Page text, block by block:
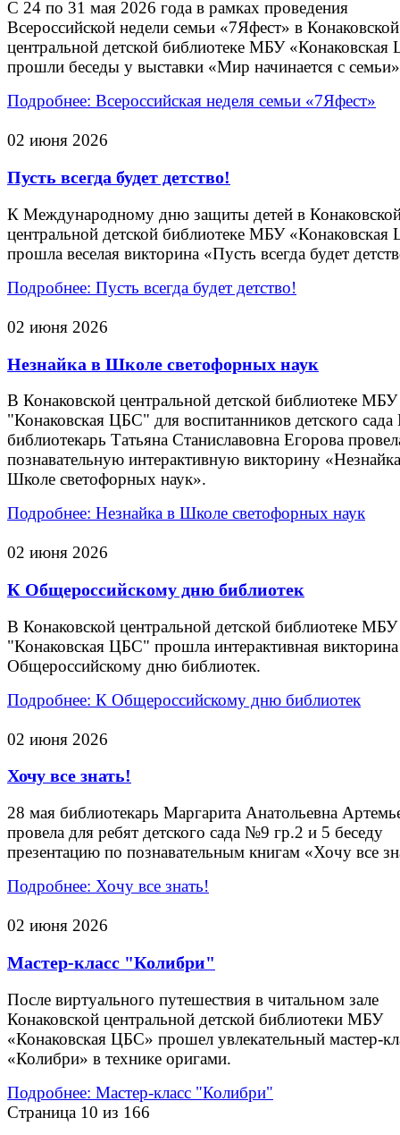
С 24 по 31 мая 2026 года в рамках проведения
Всероссийской недели семьи «7Яфест» в Конаковской
центральной детской библиотеке МБУ
прошли беседы у выставки «Мир начинается с
Подробнее: Всероссийская неделя семьи «7Яфест»
02 июня 2026
Пусть всегда будет детство!
К Международному дню защиты детей в
центральной детской библиотеке МБУ
прошла веселая викторина «Пусть всегда будет
Подробнее: Пусть всегда будет детство!
02 июня 2026
Незнайка в Школе светофорных наук
В Конаковской центральной детской библиотеке МБУ
"Конаковская ЦБС" для воспитанников детского
библиотекарь Татьяна Станиславовна Егорова
познавательную интерактивную викторину
Школе светофорных наук».
Подробнее: Незнайка в Школе светофорных наук
02 июня 2026
К Общероссийскому дню библиотек
В Конаковской центральной детской библиотеке МБУ
"Конаковская ЦБС" прошла интерактивная
Общероссийскому дню библиотек.
Подробнее: К Общероссийскому дню библиотек
02 июня 2026
Хочу все знать!
28 мая библиотекарь Маргарита Анатольевна
провела для ребят детского сада №9 гр.2 и 5 беседу
презентацию по познавательным книгам «Хочу все
Подробнее: Хочу все знать!
02 июня 2026
Мастер-класс "Колибри"
После виртуального путешествия в читальном зале
Конаковской центральной детской библиотеки МБУ
«Конаковская ЦБС» прошел увлекательный мастер-
«Колибри» в технике оригами.
Подробнее: Мастер-класс "Колибри"
Страница 10 из 166